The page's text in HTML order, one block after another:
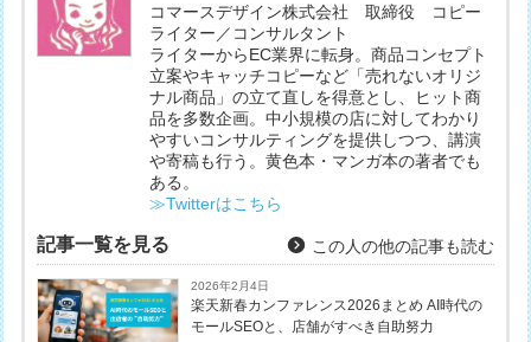
コマースデザイン株式会社 取締役 コピー
ライター／コンサルタント
ライターからEC業界に転身。商品コンセプト
立案やキャッチコピーなど「売れないオリジ
ナル商品」の立て直しを得意とし、ヒット商
品を多数企画。中小規模の店に対してわかり
やすいコンサルティングを提供しつつ、講演
や寄稿も行う。黄色本・マンガ本の著者でも
ある。
≫Twitterはこちら
記事一覧を見る この人の他の記事も読む
2026年2月4日
楽天新春カンファレンス2026まとめ AI時代の
モールSEOと、店舗がすべき自助努力